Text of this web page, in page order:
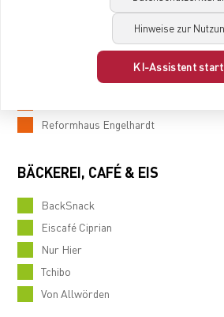
Hinweise zur
KI-Assistent
Budnikowsky
CCB-Apotheke
Reformhaus Engelhardt
BÄCKEREI, CAFÉ & EIS
BackSnack
Eiscafé Ciprian
Nur Hier
Tchibo
Von Allwörden